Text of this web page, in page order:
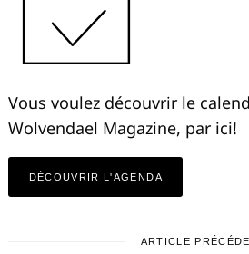
Vous voulez découvrir le
Wolvendael Magazine, par ici!
DÉCOUVRIR L'AGENDA
ARTICLE